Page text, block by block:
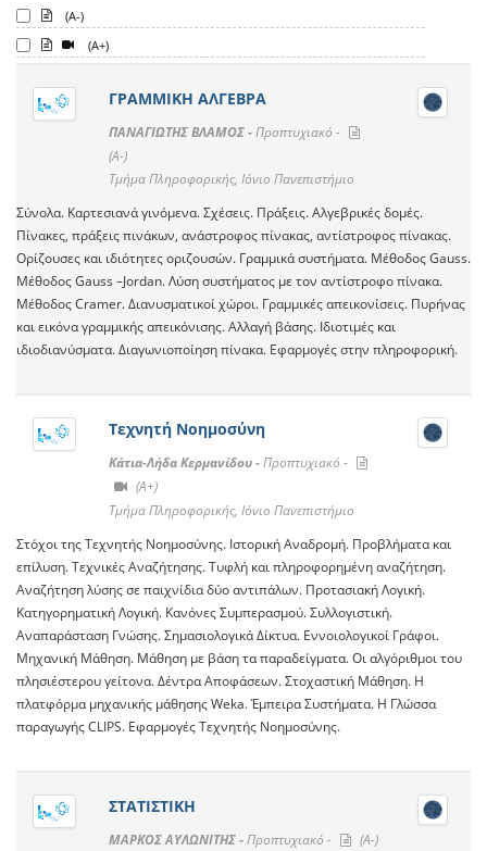
(A-)
(A+)
ΓΡΑΜΜΙΚΗ ΑΛΓΕΒΡΑ
ΠΑΝΑΓΙΩΤΗΣ ΒΛΑΜΟΣ -Προπτυχιακό -
(A-)
Τμήμα Πληροφορικής, Ιόνιο Πανεπιστήμιο
Σύνολα. Καρτεσιανά γινόμενα. Σχέσεις. Πράξεις. Αλγεβρικές δομές.
Πίνακες, πράξεις πινάκων, ανάστροφος πίνακας, αντίστροφος πίνακας.
Ορίζουσες και ιδιότητες οριζουσών. Γραμμικά συστήματα. Μέθοδος Gauss.
Μέθοδος Gauss –Jordan. Λύση συστήματος με τον αντίστροφο πίνακα.
Μέθοδος Cramer. Διανυσματικοί χώροι. Γραμμικές απεικονίσεις. Πυρήνας
και εικόνα γραμμικής απεικόνισης. Αλλαγή βάσης. Ιδιοτιμές και
ιδιοδιανύσματα. Διαγωνιοποίηση πίνακα. Εφαρμογές στην πληροφορική.
Τεχνητή Νοημοσύνη
Κάτια-Λήδα Κερμανίδου -Προπτυχιακό -
(A+)
Τμήμα Πληροφορικής, Ιόνιο Πανεπιστήμιο
Στόχοι της Τεχνητής Νοημοσύνης. Ιστορική Αναδρομή. Προβλήματα και
επίλυση. Τεχνικές Αναζήτησης. Τυφλή και πληροφορημένη αναζήτηση.
Αναζήτηση λύσης σε παιχνίδια δύο αντιπάλων. Προτασιακή Λογική.
Κατηγορηματική Λογική. Κανόνες Συμπερασμού. Συλλογιστική.
Αναπαράσταση Γνώσης. Σημασιολογικά Δίκτυα. Εννοιολογικοί Γράφοι.
Μηχανική Μάθηση. Μάθηση με βάση τα παραδείγματα. Οι αλγόριθμοι του
πλησιέστερου γείτονα. Δέντρα Αποφάσεων. Στοχαστική Μάθηση. Η
πλατφόρμα μηχανικής μάθησης Weka. Έμπειρα Συστήματα. Η Γλώσσα
παραγωγής CLIPS. Εφαρμογές Τεχνητής Νοημοσύνης.
ΣΤΑΤΙΣΤΙΚΗ
ΜΑΡΚΟΣ ΑΥΛΩΝΙΤΗΣ -Προπτυχιακό -
(A-)